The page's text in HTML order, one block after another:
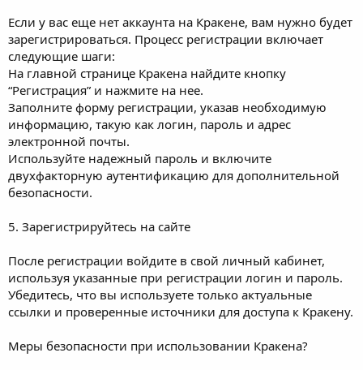
Если у вас еще нет аккаунта на Кракене, вам нужно будет
зарегистрироваться. Процесс регистрации включает
следующие шаги:
На главной странице Кракена найдите кнопку
“Регистрация” и нажмите на нее.
Заполните форму регистрации, указав необходимую
информацию, такую как логин, пароль и адрес
электронной почты.
Используйте надежный пароль и включите
двухфакторную аутентификацию для дополнительной
безопасности.
5. Зарегистрируйтесь на сайте
После регистрации войдите в свой личный кабинет,
используя указанные при регистрации логин и пароль.
Убедитесь, что вы используете только актуальные
ссылки и проверенные источники для доступа к Кракену.
Меры безопасности при использовании Кракена?